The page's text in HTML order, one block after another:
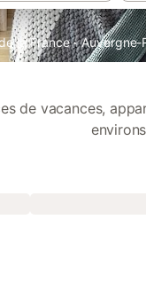
la France · Auvergne-
de vacances,
environs